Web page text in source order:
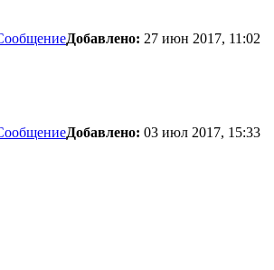
Добавлено: 27 июн 2017, 11:02
Добавлено: 03 июл 2017, 15:33